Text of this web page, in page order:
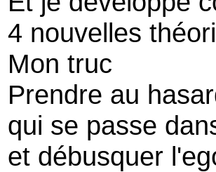
4 nouvelles
Mon truc
Prendre au
qui se passe
et débusquer